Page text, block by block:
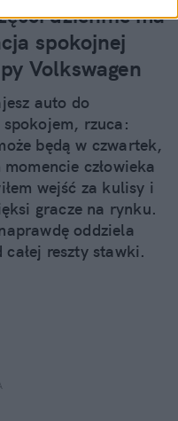
dziennie ma
spokojnej
Volkswagen
auto do
rzuca:
będą w czwartek,
człowieka
wejść za kulisy i
gracze na rynku.
oddziela
reszty stawki.